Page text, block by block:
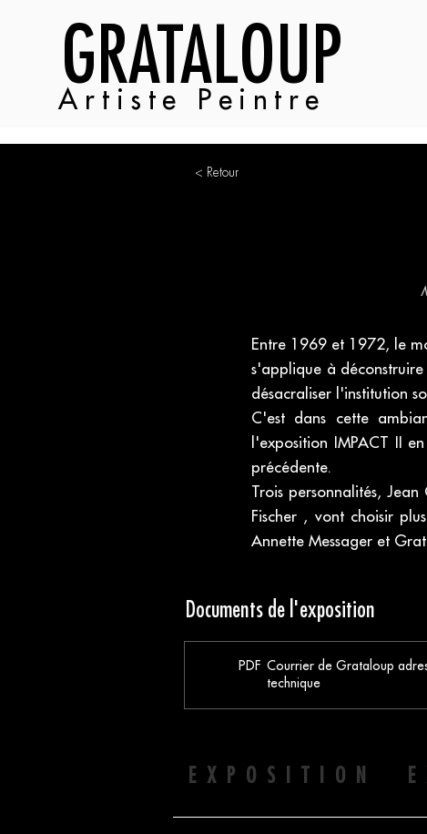
GRATALOUP
Artiste Peintre
< Retour
Entre 1969 et 1972, le
s'applique à
désacraliser l'institution
C'est dans cette
l'exposition IMPACT II
précédente.
Trois personnalités,
Fischer , vont choisir
Annette Messager et
Documents de l'exposition
PDF Courrier de Grataloup
technique
EXPOSITION